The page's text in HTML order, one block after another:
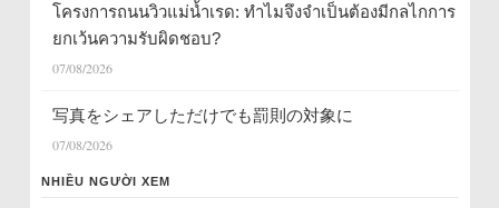
โครงการถนนวิวแม่น้ำเรด: ทำไมจึงจำเป็นต้องมีกลไกการ
ยกเว้นความรับผิดชอบ?
07/08/2026
写真をシェアしただけでも罰則の対象に
07/08/2026
NHIỀU NGƯỜI XEM